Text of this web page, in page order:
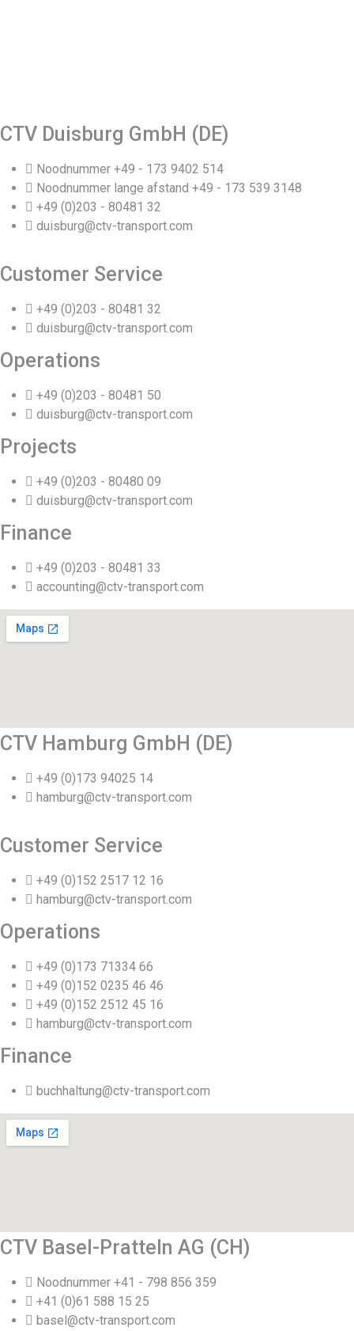
CTV Duisburg GmbH (DE)
Noodnummer +49 - 173 9402 514
Noodnummer lange afstand +49 - 173 539 3148
+49 (0)203 - 80481 32
duisburg@ctv-transport.com
Customer Service
+49 (0)203 - 80481 32
duisburg@ctv-transport.com
Operations
+49 (0)203 - 80481 50
duisburg@ctv-transport.com
Projects
+49 (0)203 - 80480 09
duisburg@ctv-transport.com
Finance
+49 (0)203 - 80481 33
accounting@ctv-transport.com
CTV Hamburg GmbH (DE)
+49 (0)173 94025 14
hamburg@ctv-transport.com
Customer Service
+49 (0)152 2517 12 16
hamburg@ctv-transport.com
Operations
+49 (0)173 71334 66
+49 (0)152 0235 46 46
+49 (0)152 2512 45 16
hamburg@ctv-transport.com
Finance
buchhaltung@ctv-transport.com
CTV Basel-Pratteln AG (CH)
Noodnummer +41 - 798 856 359
+41 (0)61 588 15 25
basel@ctv-transport.com